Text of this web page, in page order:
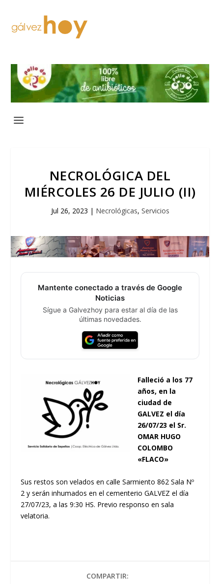
NECROLÓGICA DEL
MIÉRCOLES 26 DE JULIO (II)
Jul 26, 2023 | Necrológicas, Servicios
Mantente conectado a través de Google
Noticias
Sígue a Galvezhoy para estar al día de las
últimas novedades.
Falleció a los 77
años, en la
ciudad de
GALVEZ el día
26/07/23 el Sr.
OMAR HUGO
COLOMBO
«FLACO»
Sus restos son velados en calle Sarmiento 862 Sala Nº
2 y serán inhumados en el cementerio GALVEZ el día
27/07/23, a las 9:30 HS. Previo responso en sala
velatoria.
COMPARTIR: